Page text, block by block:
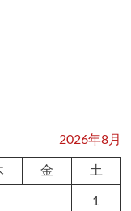
2026年8月
金 土
1